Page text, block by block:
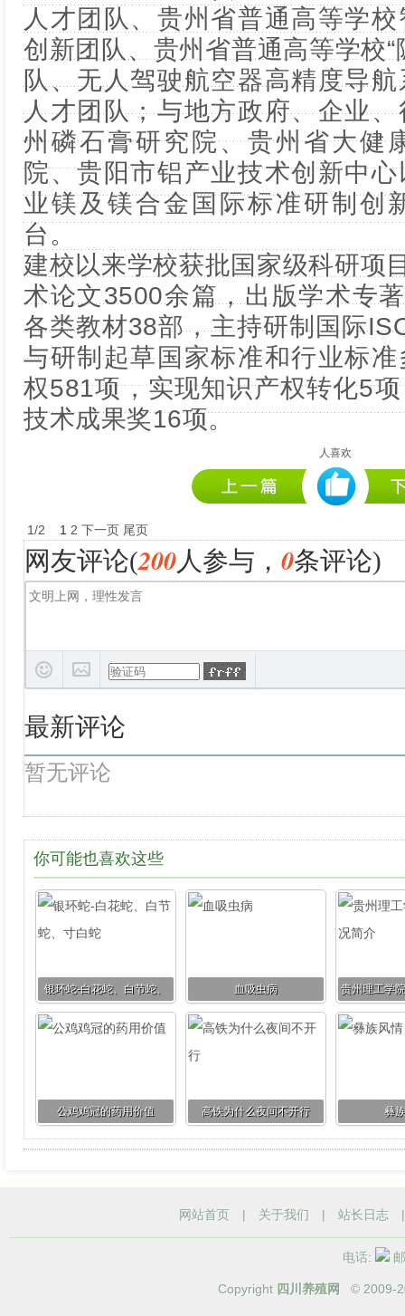
人才团队、贵州省普通高等学
创新团队、贵州省普通高等学校
队、无人驾驶航空器高精度导
人才团队；与地方政府、企业
州磷石膏研究院、贵州省大健
院、贵阳市铝产业技术创新中
业镁及镁合金国际标准研制创
台。
建校以来学校获批国家级科研项
术论文3500余篇，出版学术专
各类教材38部，主持研制国际
与研制起草国家标准和行业标
权581项，实现知识产权转化5
技术成果奖16项。
人喜欢
1/2 1 2 下一页 尾页
网友评论(200人参与， 0条评论)
最新评论
暂无评论
你可能也喜欢这些
银环蛇-白花蛇、白节蛇、
寸白蛇
血吸虫病 贵州理工学
公鸡鸡冠的药用价值 高铁为什么夜间不开行 彝
网站首页 | 关于我们 | 站长日志
电话:
Copyright 四川养殖网 © 2009-